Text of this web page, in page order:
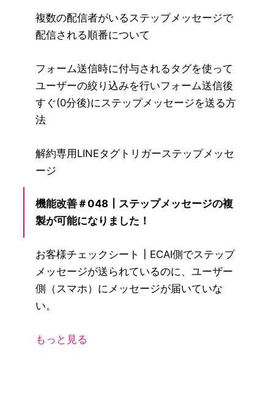
複数の配信者がいるステップメッセージで
配信される順番について
フォーム送信時に付与されるタグを使って
ユーザーの絞り込みを行いフォーム送信後
すぐ(0分後)にステップメッセージを送る方
法
解約専用LINEタグトリガーステップメッセ
ージ
機能改善＃048┃ステップメッセージの複
製が可能になりました！
お客様チェックシート┃ECAI側でステップ
メッセージが送られているのに、ユーザー
側（スマホ）にメッセージが届いていな
い。
もっと見る